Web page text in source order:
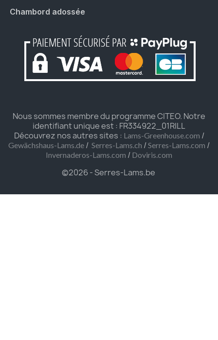
Chambord adossée
Nous sommes membre du programme CITEO. Notre
identifiant unique est : FR334922_01RILL
Découvrez nos autres sites : Lams-Greenhouse.com /
Gewächshaus-Lams.de / Serres-Lams.ch / Serres-Lams.com /
Invernaderos-Lams.com / Doviris.com
©2026 - Serres-Lams.be